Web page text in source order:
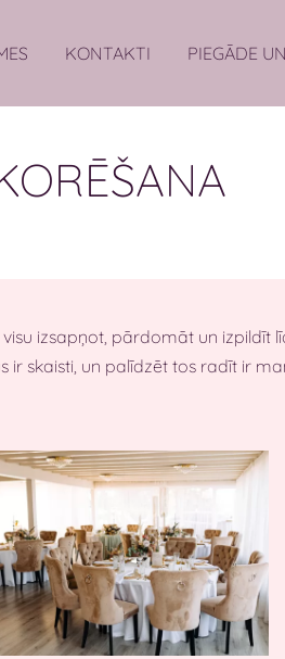
KONTAKTI PIEGĀDE
izsapņot, pārdomāt un izpildīt
ir skaisti, un palīdzēt tos radīt ir